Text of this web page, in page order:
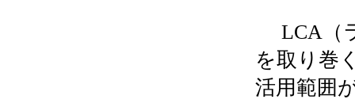
LCA（
を取り巻
活用範囲